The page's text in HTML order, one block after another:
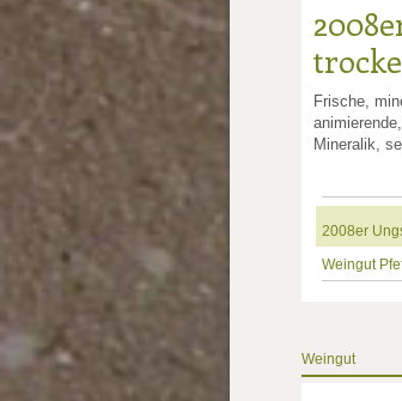
Frische,
Mineralik,
2008er
Weingut
Weingut